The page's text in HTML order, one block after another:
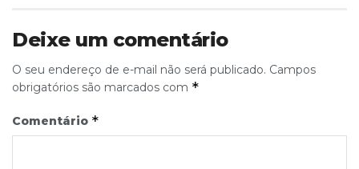
Deixe um comentário
O seu endereço de e-mail não será publicado. Campos
obrigatórios são marcados com *
Comentário *